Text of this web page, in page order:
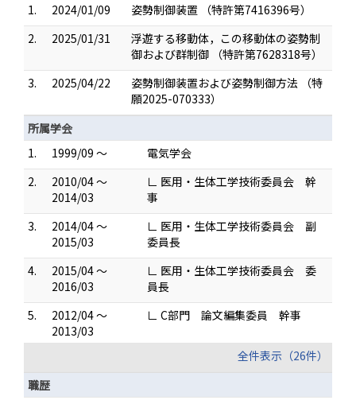
1.
2024/01/09
姿勢制御装置 （特許第7416396号）
2.
2025/01/31
浮遊する移動体，この移動体の姿勢制
御および群制御 （特許第7628318号）
3.
2025/04/22
姿勢制御装置および姿勢制御方法 （特
願2025-070333）
所属学会
1.
1999/09 ～
電気学会
2.
2010/04 ～
2014/03
∟ 医用・生体工学技術委員会 幹
事
3.
2014/04 ～
2015/03
∟ 医用・生体工学技術委員会 副
委員長
4.
2015/04 ～
2016/03
∟ 医用・生体工学技術委員会 委
員長
5.
2012/04 ～
2013/03
∟ C部門 論文編集委員 幹事
全件表示（26件）
職歴